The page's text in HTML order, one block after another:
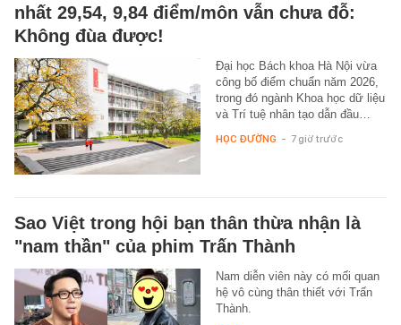
nhất 29,54, 9,84 điểm/môn vẫn chưa đỗ:
Không đùa được!
Đại học Bách khoa Hà Nội vừa
công bố điểm chuẩn năm 2026,
trong đó ngành Khoa học dữ liệu
và Trí tuệ nhân tạo dẫn đầu…
HỌC ĐƯỜNG - 7 giờ trước
Sao Việt trong hội bạn thân thừa nhận là
"nam thần" của phim Trấn Thành
Nam diễn viên này có mối quan
hệ vô cùng thân thiết với Trấn
Thành.